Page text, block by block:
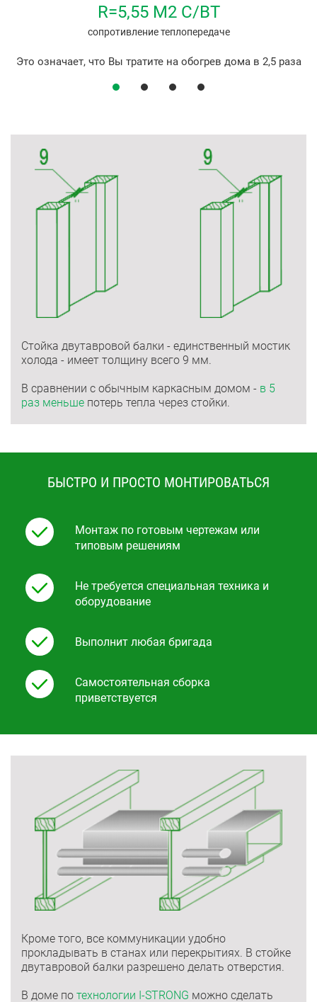
R=5,55 М2 С/ВТ
сопротивление теплопередаче
Это означает, что Вы тратите на обогрев дома в 2,5 раза
На обогрев деревянного дома из клееного бруса
площадью 200 м2 в месяц тратится 14 000 руб. На обогрев
дома по технологии I - strong равной площади в месяц
будет затрачено 5 800 руб.
За 5 лет вы сэкономите 528 000 руб.
Стойка двутавровой балки - единственный мостик
холода - имеет толщину всего 9 мм.
В сравнении с обычным каркасным домом - в 5
раз меньше потерь тепла через стойки.
БЫСТРО И ПРОСТО МОНТИРОВАТЬСЯ
Монтаж по готовым чертежам или
типовым решениям
Не требуется специальная техника и
оборудование
Выполнит любая бригада
Самостоятельная сборка
приветствуется
Кроме того, все коммуникации удобно
прокладывать в станах или перекрытиях. В стойке
двутавровой балки разрешено делать отверстия.
В доме по технологии I-STRONG можно сделать